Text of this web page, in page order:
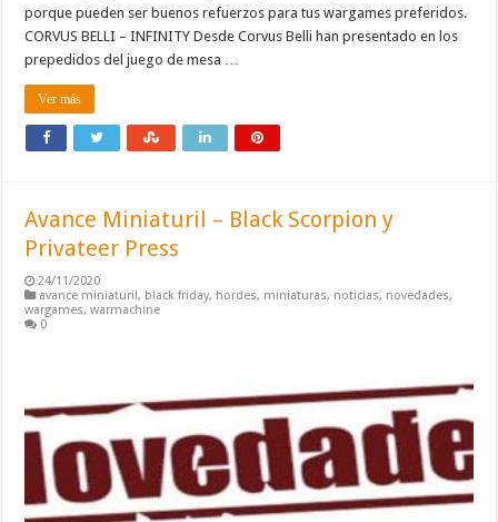
porque pueden ser buenos refuerzos para tus wargames preferidos.
CORVUS BELLI – INFINITY Desde Corvus Belli han presentado en los
prepedidos del juego de mesa …
Ver más
Avance Miniaturil – Black Scorpion y
Privateer Press
24/11/2020
avance miniaturil, black friday, hordes, miniaturas, noticias, novedades,
wargames,warmachine
0